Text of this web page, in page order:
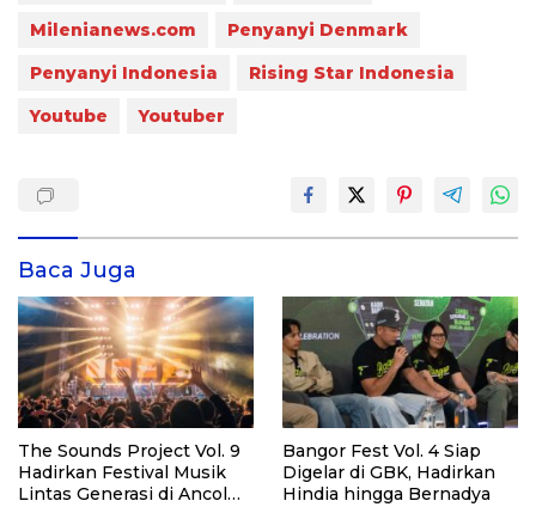
Milenianews.com
Penyanyi Denmark
Penyanyi Indonesia
Rising Star Indonesia
Youtube
Youtuber
Baca Juga
The Sounds Project Vol. 9
Hadirkan Festival Musik
Lintas Generasi di Ancol
Bangor Fest Vol. 4 Siap
Digelar di GBK, Hadirkan
Hindia hingga Bernadya